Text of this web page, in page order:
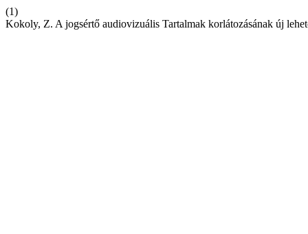
(1)
Kokoly, Z. A jogsértő audiovizuális Tartalmak korlátozásának új